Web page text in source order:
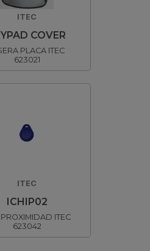
ITEC
COVER
PLACA ITEC
623021
ITEC
ICHIP02
ITEC
623042